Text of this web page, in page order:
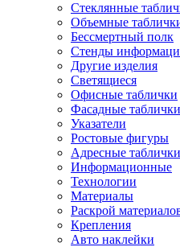
Стеклянные
Объемные
Бессмертный полк
Стенды
Другие изделия
Светящиеся
Офисные таблички
Фасадные таблички
Указатели
Ростовые фигуры
Адресные таблички
Информационные
Технологии
Материалы
Раскрой
Крепления
Авто наклейки